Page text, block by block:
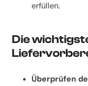
erfüllen.
Die
Überprüfen